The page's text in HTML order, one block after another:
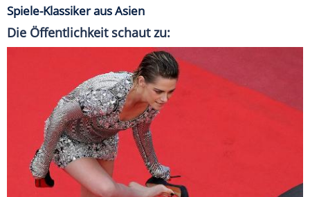
Spiele-Klassiker aus Asien
Die Öffentlichkeit schaut zu: